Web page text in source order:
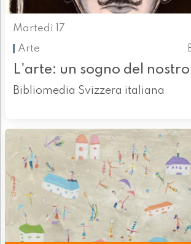
Martedì 17
Arte
L'arte: un sogno del
Bibliomedia Svizzera italiana